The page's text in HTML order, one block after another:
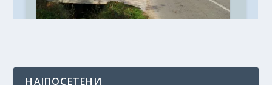
НАЈПОСЕТЕНИ